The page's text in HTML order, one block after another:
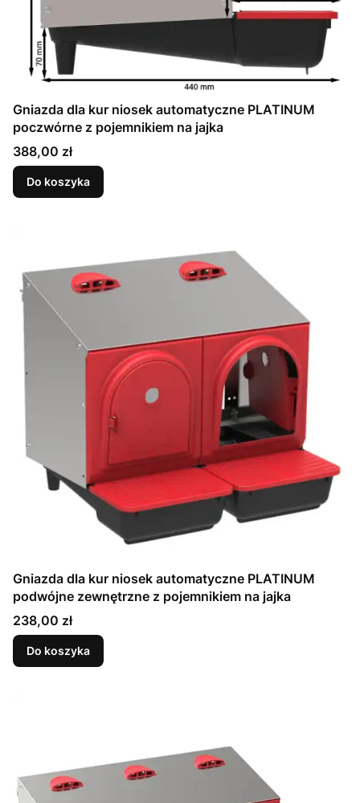
Gniazda dla kur niosek automatyczne PLATINUM
poczwórne z pojemnikiem na jajka
Cena
388,00 zł
Do koszyka
Gniazda dla kur niosek automatyczne PLATINUM
podwójne zewnętrzne z pojemnikiem na jajka
Cena
238,00 zł
Do koszyka